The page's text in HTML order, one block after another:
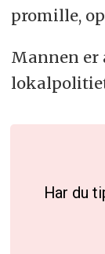
promille,
Mannen er
Har du